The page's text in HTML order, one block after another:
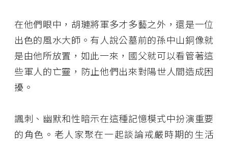
在他們眼中，胡璉將軍多才多藝之外，還是一位
出色的風水大師。有人說公墓前的孫中山銅像就
是由他所放置，如此一來，國父就可以看管著這
些軍人的亡靈，防止他們出來對陽世人間造成困
擾。
諷刺、幽默和性暗示在這種記憶模式中扮演重要
的角色。老人家聚在一起談論戒嚴時期的生活